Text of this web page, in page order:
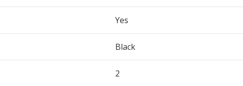
Yes
Black
2